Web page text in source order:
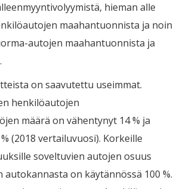
hieman alle
maahantuonnista ja noin
autojen maahantuonnista ja
on saavutettu useimmat.
henkilöautojen
määrä on vähentynyt 14 % ja
(2018 vertailuvuosi). Korkeille
soveltuvien autojen osuus
autokannasta on käytännössä 100 %.